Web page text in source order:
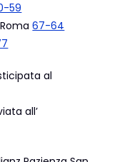
59
67-64
al
all’